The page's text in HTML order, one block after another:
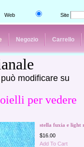
Web Site
Negozio Carrello
modificare su
per vedere
stella fuxia e light
$16.00
Add To Cart